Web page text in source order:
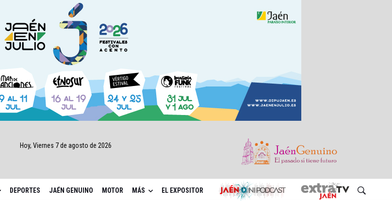
Hoy, Viernes 7 de agosto de 2026
DEPORTES JAÉN GENUINO MOTOR MÁS EL EXPOSITOR